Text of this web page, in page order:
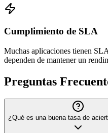
Cumplimiento de SLA
Muchas aplicaciones tienen
dependen de mantener un
Preguntas
¿Qué es una buena tasa de